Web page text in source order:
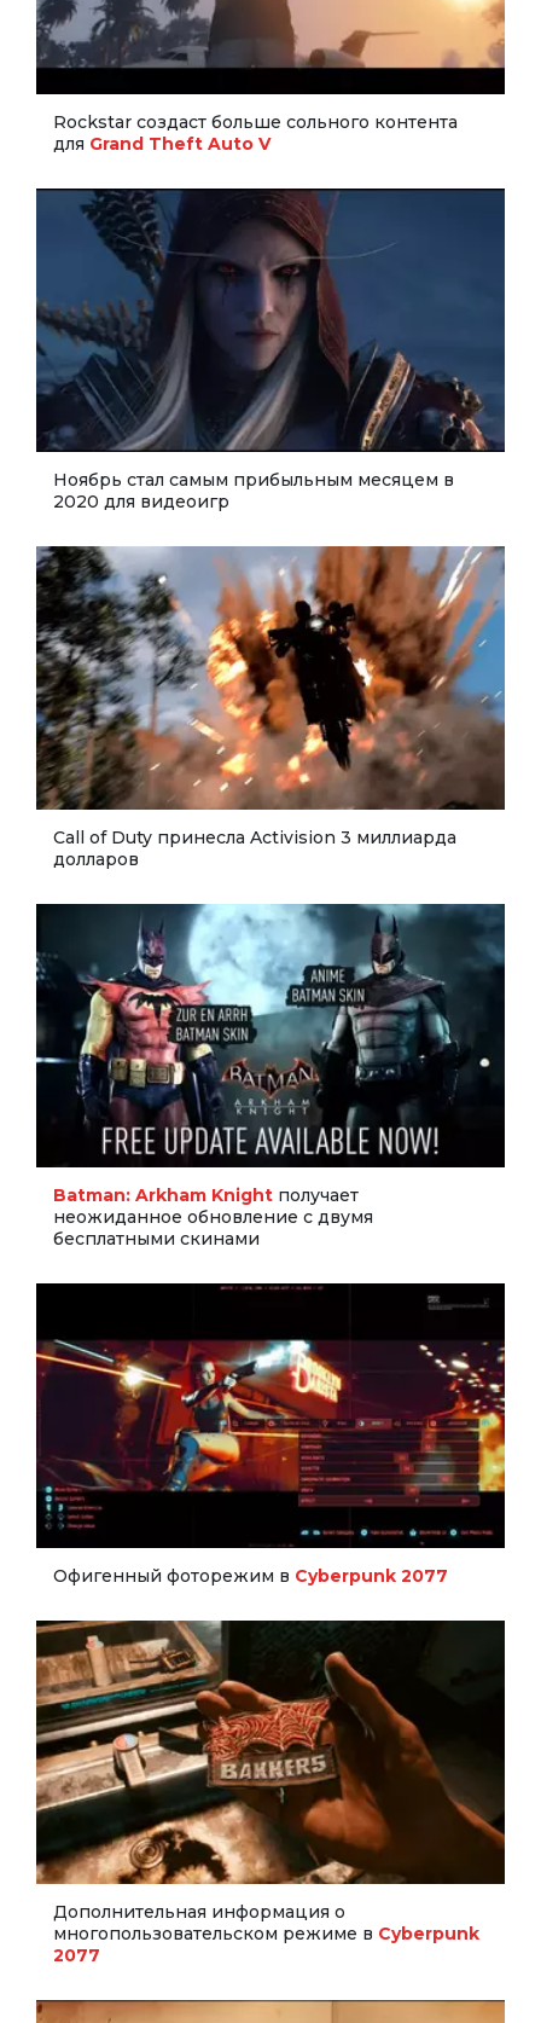
Rockstar создаст больше сольного контента
для Grand Theft Auto V
Ноябрь стал самым прибыльным месяцем в
2020 для видеоигр
Call of Duty принесла Activision 3 миллиарда
долларов
Batman: Arkham Knight получает
неожиданное обновление с двумя
бесплатными скинами
Офигенный фоторежим в Cyberpunk 2077
Дополнительная информация о
многопользовательском режиме в Cyberpunk
2077